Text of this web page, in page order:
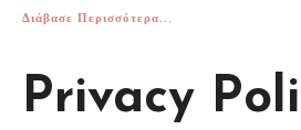
Διάβασε Περισσότερα...
Privacy